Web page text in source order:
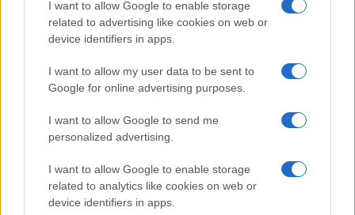
I want to allow Google to enable storage
related to advertising like cookies on web or
device identifiers in apps.
I want to allow my user data to be sent to
Google for online advertising purposes.
I want to allow Google to send me
personalized advertising.
I want to allow Google to enable storage
related to analytics like cookies on web or
device identifiers in apps.
Soraya dopo Temptation Island
ripensamento su Cristian”
GF Vip, Giulia Provvedi concorrente: Ilary Blasi
incassa il primo sì
“Dovreste guardarvi allo specchio”
Imma Tataranni andrà avanti senza Vanessa
Scalera: in arrivo il reboot